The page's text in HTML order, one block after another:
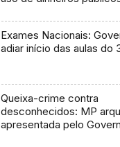
Exames Nacionais:
adiar início das aulas do
Queixa-crime contra
desconhecidos: MP
apresentada pelo